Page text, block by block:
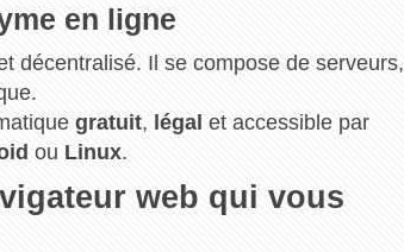
en ligne
décentralisé. Il se compose de serveurs,
gratuit, légal et accessible par
ou Linux.
web qui vous